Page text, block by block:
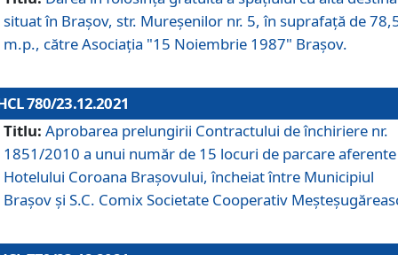
situat în Braşov, str. Mureşenilor nr. 5, în suprafaţă de
m.p., către Asociaţia "15 Noiembrie 1987" Braşov.
780/23.12.2021
Titlu: Aprobarea prelungirii Contractului de închiriere nr.
1851/2010 a unui număr de 15 locuri de parcare aferente
Hotelului Coroana Brașovului, încheiat între Municipiul
Braşov şi S.C. Comix Societate Cooperativ